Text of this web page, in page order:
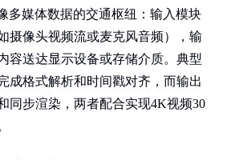
多媒体数据的交通枢纽：输入模块
摄像头视频流或麦克风音频），输
容送达显示设备或存储介质。典型
成格式解析和时间戳对齐，而输出
同步渲染，两者配合实现4K视频30